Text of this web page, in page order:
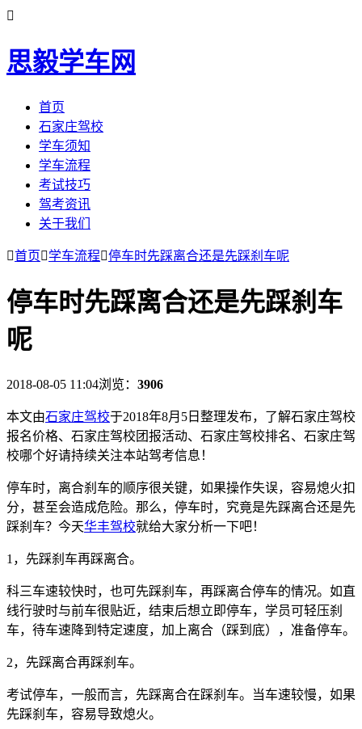

思毅学车网
首页
石家庄驾校
学车须知
学车流程
考试技巧
驾考资讯
关于我们
首页学车流程停车时先踩离合还是先踩刹车呢
停车时先踩离合还是先踩刹车
呢
2018-08-05 11:04浏览： 3906
本文由石家庄驾校于2018年8月5日整理发布，了解石家庄驾校
报名价格、石家庄驾校团报活动、石家庄驾校排名、石家庄驾
校哪个好请持续关注本站驾考信息！
停车时，离合刹车的顺序很关键，如果操作失误，容易熄火扣
分，甚至会造成危险。那么，停车时，究竟是先踩离合还是先
踩刹车？今天华丰驾校就给大家分析一下吧！
1 ，先踩刹车再踩离合。
科三车速较快时，也可先踩刹车，再踩离合停车的情况。如直
线行驶时与前车很贴近，结束后想立即停车，学员可轻压刹
车，待车速降到特定速度，加上离合（踩到底），准备停车。
2，先踩离合再踩刹车。
考试停车，一般而言，先踩离合在踩刹车。当车速较慢，如果
先踩刹车，容易导致熄火。